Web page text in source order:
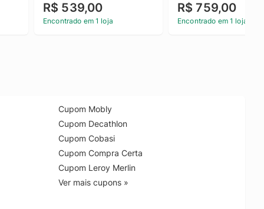
R$ 539,00
Encontrado em 1 loja
Klein Marrom 38
R$ 759,00
Encontrado em 1 loja
Cupom Mobly
Cupom Decathlon
Cupom Cobasi
Cupom Compra Certa
Cupom Leroy Merlin
Ver mais cupons »